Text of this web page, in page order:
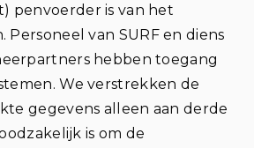
penvoerder is van het
Personeel van SURF en diens
hebben toegang
We verstrekken de
gegevens alleen aan derde
is om de